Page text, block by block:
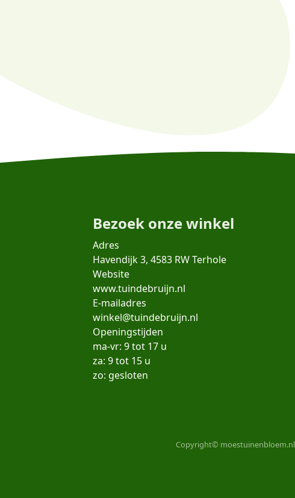
Bezoek onze winkel
Adres
Havendijk 3, 4583 RW Terhole
Website
www.tuindebruijn.nl
E-mailadres
winkel@tuindebruijn.nl
Openingstijden
ma-vr: 9 tot 17 u
za: 9 tot 15 u
zo: gesloten
Copyright© moestuinenbloem.nl